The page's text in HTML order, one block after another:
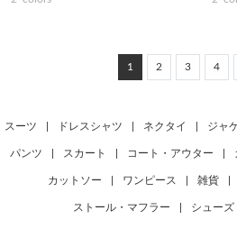
1 2 3 4
スーツ ドレスシャツ ネクタイ ジャ
パンツ スカート コート・アウター
カットソー ワンピース 雑貨
ストール・マフラー シューズ